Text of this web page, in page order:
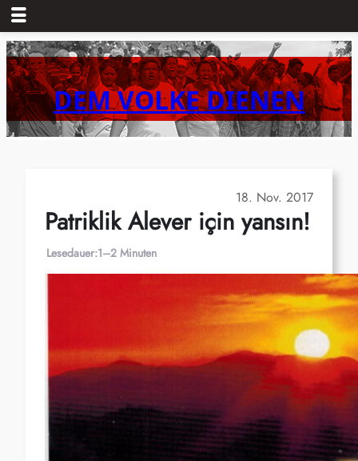
Zum
Inhalt
springenDEM VOLKE DIENEN
18. Nov. 2017
Patriklik Alever için yansın!
Lesedauer:1–2 Minuten